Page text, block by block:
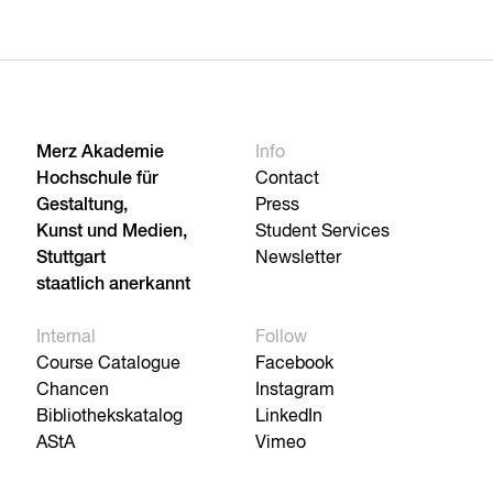
Merz Akademie
Hochschule für
Gestaltung,
Kunst und Medien,
Stuttgart
staatlich anerkannt
Info
Contact
Press
Student Services
Newsletter
Internal
Course Catalogue
Chancen
Bibliothekskatalog
AStA
Follow
Facebook
Instagram
LinkedIn
Vimeo